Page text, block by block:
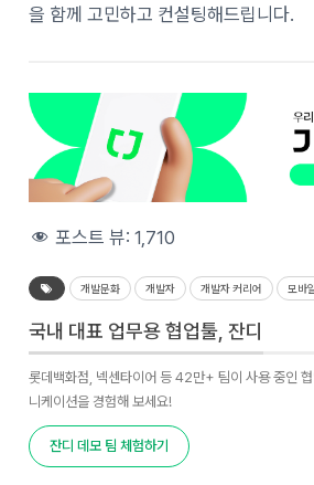
을 함께 고민하고 컨설팅해드립니다.
포스트 뷰:1,710
개발문화 개발자 개발자 커리어 모바
국내 대표 업무용 협업툴, 잔디
롯데백화점, 넥센타이어 등 42만+ 팀이 사용 중인
니케이션을 경험해 보세요!
잔디 데모 팀 체험하기